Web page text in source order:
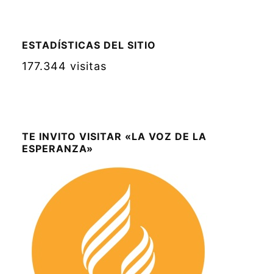
ESTADÍSTICAS DEL SITIO
177.344 visitas
TE INVITO VISITAR «LA VOZ DE LA
ESPERANZA»